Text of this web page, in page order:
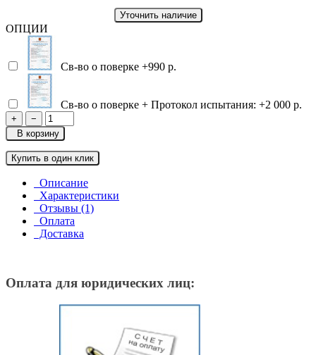
Уточнить наличие
ОПЦИИ
Св-во о поверке +990 р.
Св-во о поверке + Протокол испытания: +2 000 р.
+
−
В корзину
Купить в один клик
Описание
Характеристики
Отзывы (1)
Оплата
Доставка
Оплата для юридических лиц: